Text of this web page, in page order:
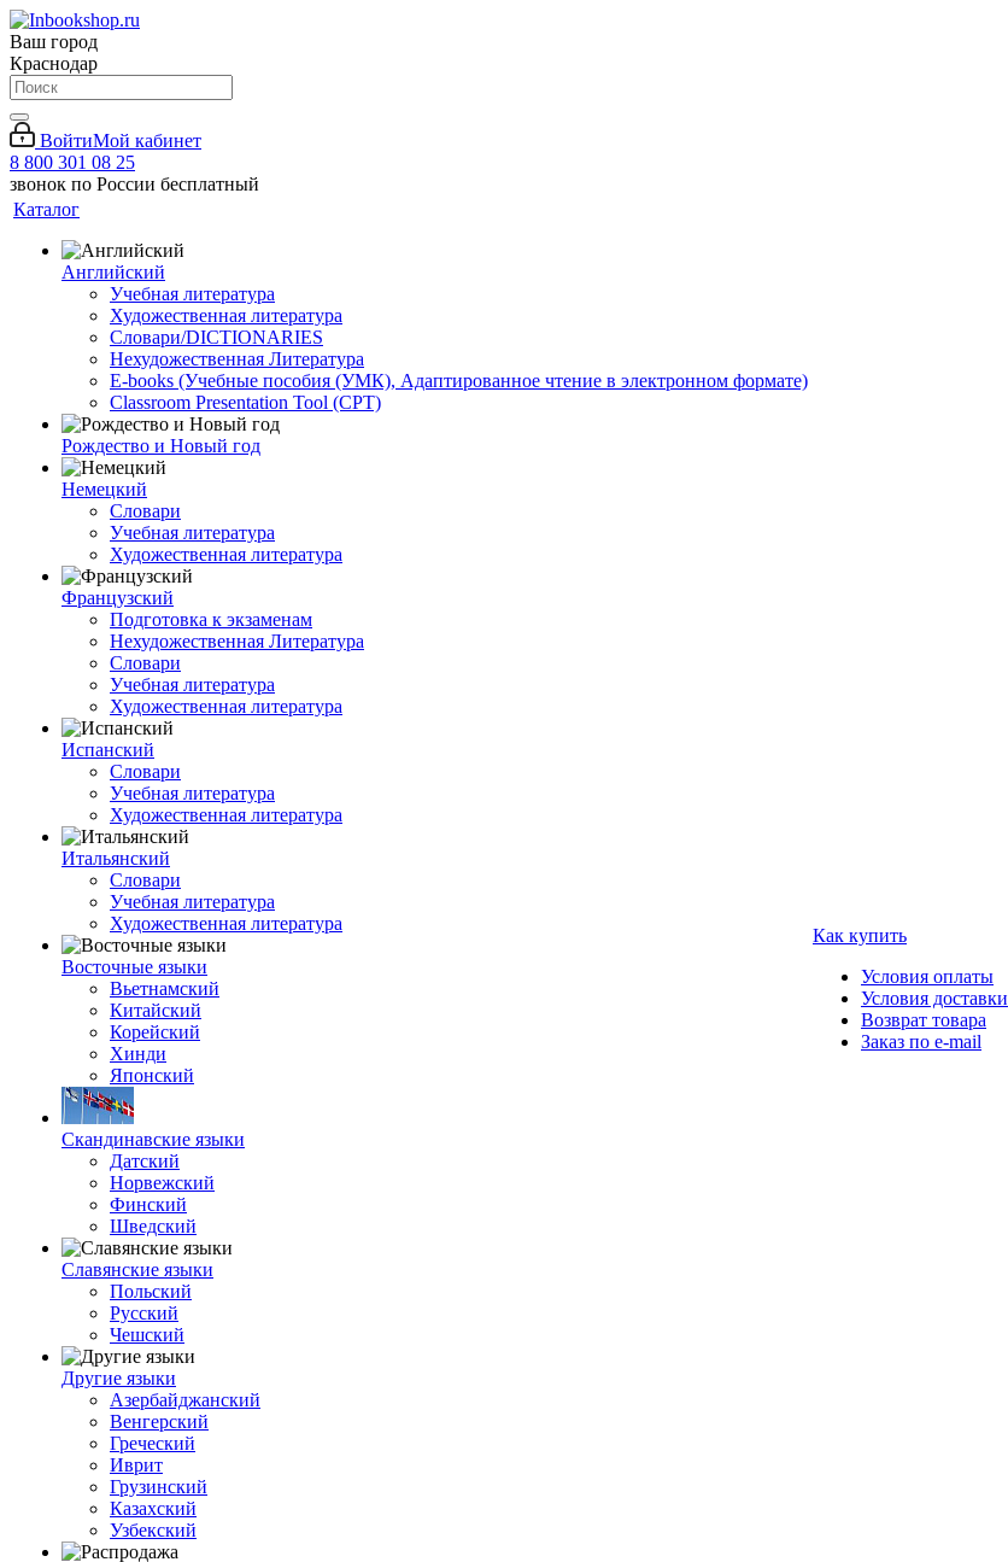
Ваш город
Краснодар
ВойтиМой кабинет
8 800 301 08 25
звонок по России бесплатный
Каталог
Английский
Учебная литература
Художественная литература
Словари/DICTIONARIES
Нехудожественная Литература
E-books (Учебные пособия (УМК), Адаптированное чтение в электронном формате)
Classroom Presentation Tool (CPT)
Рождество и Новый год
Немецкий
Словари
Учебная литература
Художественная литература
Французский
Подготовка к экзаменам
Нехудожественная Литература
Словари
Учебная литература
Художественная литература
Испанский
Словари
Учебная литература
Художественная литература
Итальянский
Словари
Учебная литература
Художественная литература
Восточные языки
Вьетнамский
Китайский
Корейский
Хинди
Японский
Скандинавские языки
Датский
Норвежский
Финский
Шведский
Славянские языки
Польский
Русский
Чешский
Другие языки
Азербайджанский
Венгерский
Греческий
Иврит
Грузинский
Казахский
Узбекский
Как купить
Условия оплаты
Условия доставки
Возврат товара
Заказ по e-mail